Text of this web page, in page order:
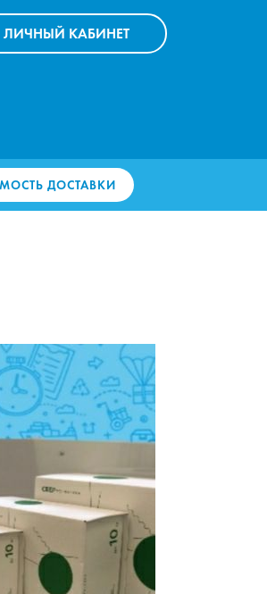
ЛИЧНЫЙ КАБИНЕТ
ДОСТАВКИ